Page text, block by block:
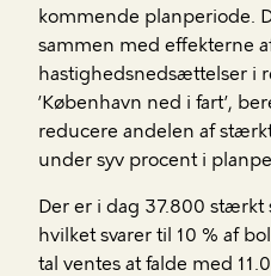
kommende planperiode.
sammen med effekterne
hastighedsnedsættelser i
’København ned i fart’,
reducere andelen af
under syv procent i
Der er i dag 37.800 stærkt
hvilket svarer til 10 % af
tal ventes at falde med